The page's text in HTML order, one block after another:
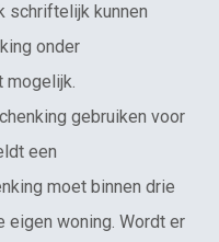
schriftelijk kunnen
onder
mogelijk.
gebruiken voor
een
moet binnen drie
eigen woning. Wordt er